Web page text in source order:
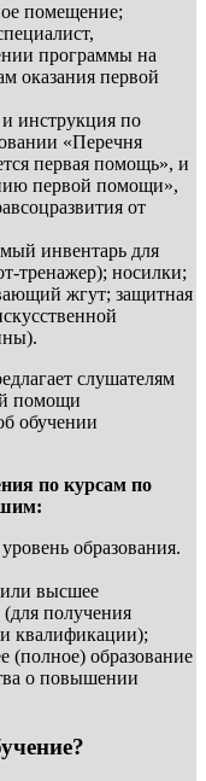
помещение;
программы на
оказания первой
и инструкция по
«Перечня
первая помощь», и
первой помощи»,
от
инвентарь для
тренажер); носилки;
жгут; защитная
слушателям
помощи
обучении
по курсам по
образования.
или высшее
получения
квалификации);
(полное) образование
о повышении